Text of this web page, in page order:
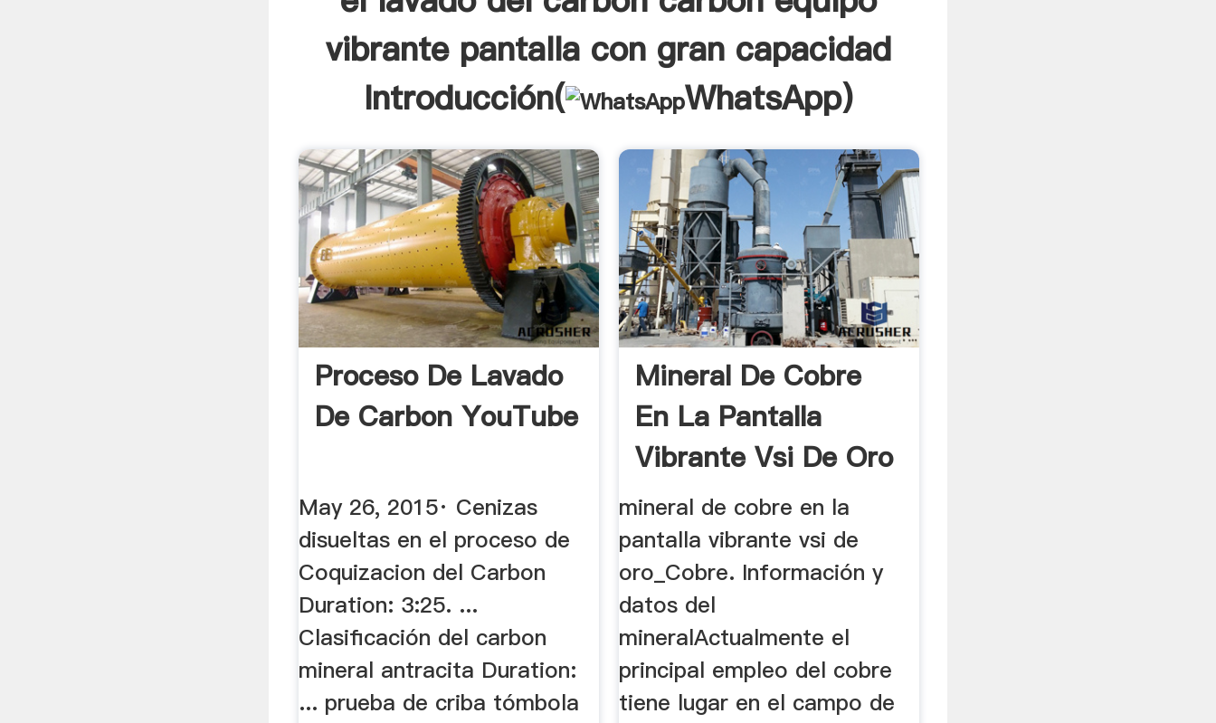
vibrante pantalla con gran capacidad
Introducción(
WhatsApp)
Proceso De Lavado
De Carbon YouTube
May 26, 2015· Cenizas
disueltas en el proceso de
Coquizacion del Carbon
Duration: 3:25. ...
Clasificación del carbon
mineral antracita Duration:
... prueba de criba tómbola
Mineral De Cobre
En La Pantalla
Vibrante Vsi De Oro
」
mineral de cobre en la
pantalla vibrante vsi de
oro_Cobre. Información y
datos del
mineralActualmente el
principal empleo del cobre
tiene lugar en el campo de